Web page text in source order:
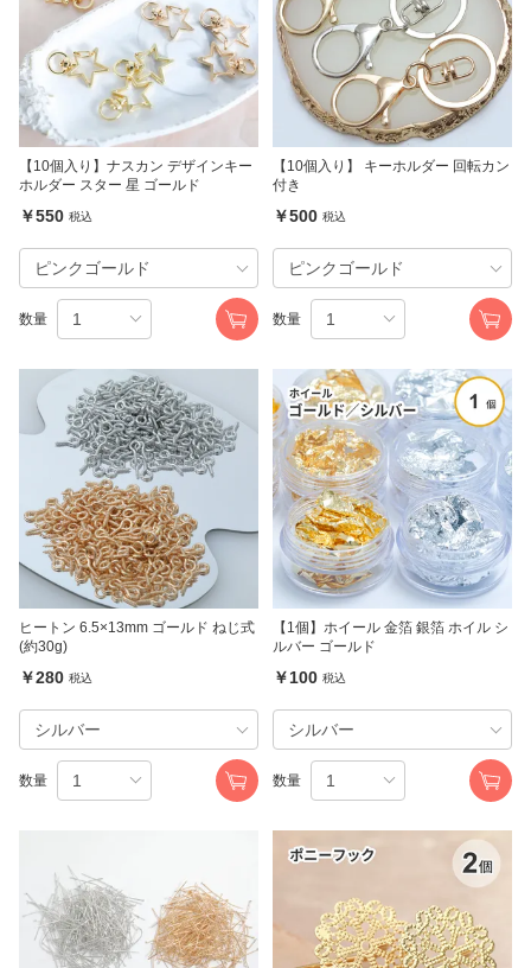
【10個入り】ナスカン デザインキー
ホルダー スター 星 ゴールド
￥550 税込
数量
【10個入り】 キーホルダー 回転カン
付き
￥500 税込
数量
ヒートン 6.5×13mm ゴールド ねじ式
(約30g)
￥280 税込
数量
【1個】ホイール 金箔 銀箔 ホイル シ
ルバー ゴールド
￥100 税込
数量